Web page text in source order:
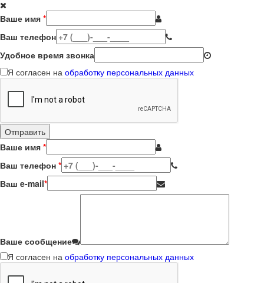
Ваше имя *
Ваш телефон
Удобное время звонка
Я согласен на обработку персональных данных
Ваше имя *
Ваш телефон *
Ваш e-mail*
Ваше сообщение
Я согласен на обработку персональных данных